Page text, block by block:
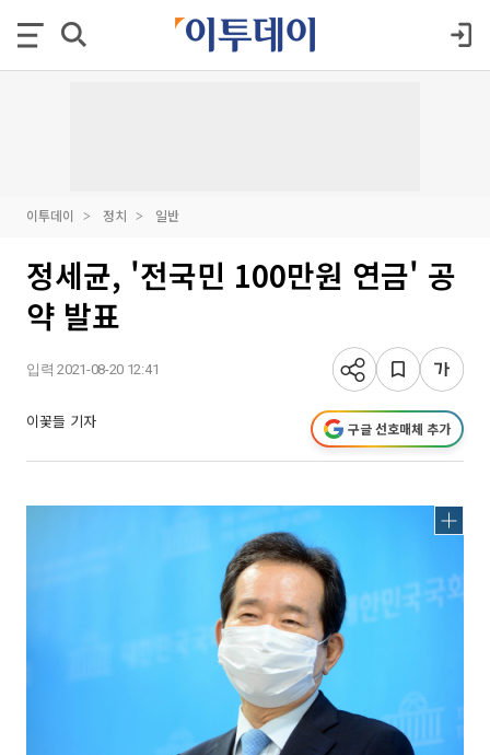
이투데이 정치 일반
정세균, '전국민 100만원 연금' 공
약 발표
입력 2021-08-20 12:41
이꽃들 기자 구글 선호매체 추가